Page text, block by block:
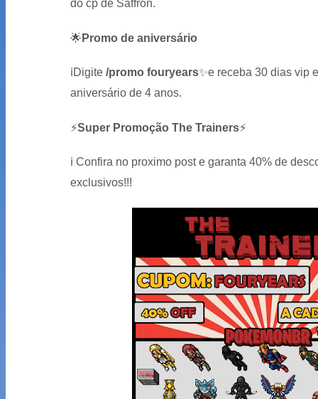
do cp de Saffron.
🌟 Promo de aniversário
ℹ️Digite /promo fouryears✨e receba 30 dias vip
aniversário de 4 anos.
⚡Super Promoção The Trainers⚡
ℹ️ Confira no proximo post e garanta 40% de
exclusivos!!!